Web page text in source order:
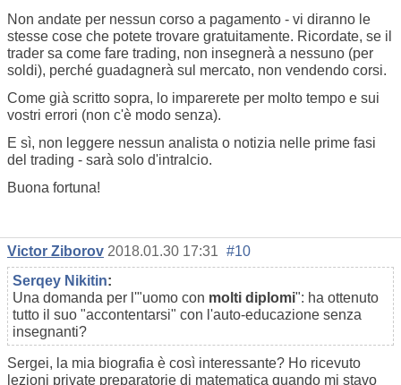
Non andate per nessun corso a pagamento - vi diranno le
stesse cose che potete trovare gratuitamente. Ricordate, se il
trader sa come fare trading, non insegnerà a nessuno (per
soldi), perché guadagnerà sul mercato, non vendendo corsi.
Come già scritto sopra, lo imparerete per molto tempo e sui
vostri errori (non c'è modo senza).
E sì, non leggere nessun analista o notizia nelle prime fasi
del trading - sarà solo d'intralcio.
Buona fortuna!
Victor Ziborov 2018.01.30 17:31 #10
Serqey Nikitin:
Una domanda per l'"uomo con molti diplomi": ha ottenuto
tutto il suo "accontentarsi" con l'auto-educazione senza
insegnanti?
Sergei, la mia biografia è così interessante? Ho ricevuto
lezioni private preparatorie di matematica quando mi stavo